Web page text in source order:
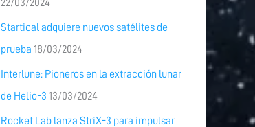
22/03/2024
Startical adquiere nuevos satélites de
prueba 18/03/2024
Interlune: Pioneros en la extracción lunar
de Helio-3 13/03/2024
Rocket Lab lanza StriX-3 para impulsar